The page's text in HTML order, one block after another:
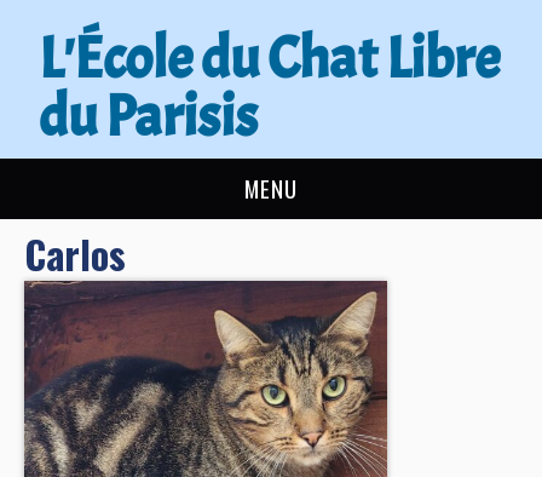
L'École du Chat Libre
du Parisis
MENU
L’ÉCOLE DU CHAT
ACTUALITÉS
ADOPTER
NOUS AIDER
Carlos